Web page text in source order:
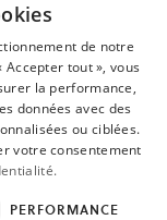
vidéo
vos moments
des porte-bébés
2026
de notre
tout », vous
la performance,
données avec des
ou ciblées.
votre consentement
PERFORMANCE